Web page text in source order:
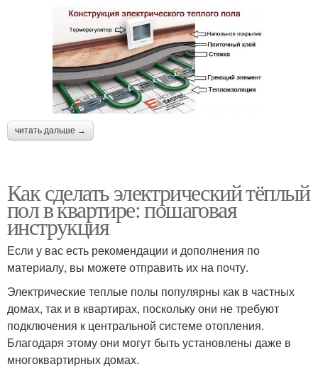
читать дальше →
Как сделать электрический тёплый
пол в квартире: пошаговая
инструкция
Если у вас есть рекомендации и дополнения по
материалу, вы можете отправить их на почту.
Электрические теплые полы популярны как в частных
домах, так и в квартирах, поскольку они не требуют
подключения к центральной системе отопления.
Благодаря этому они могут быть установлены даже в
многоквартирных домах.